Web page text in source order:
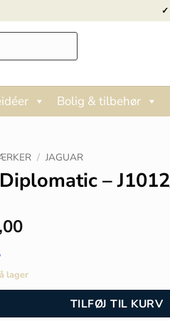
✓
Bolig & tilbehør
/ JAGUAR
–
lager
TILFØJ TIL KURV